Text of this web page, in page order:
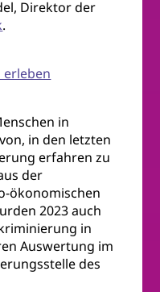
Direktor der
.
erleben
in
in den letzten
erfahren zu
der
ökonomischen
2023 auch
in
Auswertung im
des